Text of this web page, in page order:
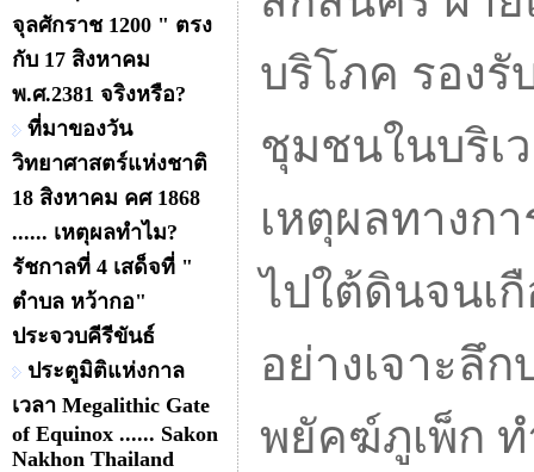
จุลศักราช 1200 " ตรง
กับ 17 สิงหาคม
พ.ศ.2381 จริงหรือ?
ที่มาของวัน
วิทยาศาสตร์แห่งชาติ
18 สิงหาคม คศ 1868
...... เหตุผลทำไม?
รัชกาลที่ 4 เสด็จที่ "
ตำบล หว้ากอ"
ประจวบคีรีขันธ์
ประตูมิติแห่งกาล
เวลา Megalithic Gate
of Equinox ...... Sakon
Nakhon Thailand
บริโภค รองรั
ชุมชนในบริเ
เหตุผลทางก
ไปใต้ดินจนเ
อย่างเจาะลึ
พยัคฆ์ภูเพ็ก